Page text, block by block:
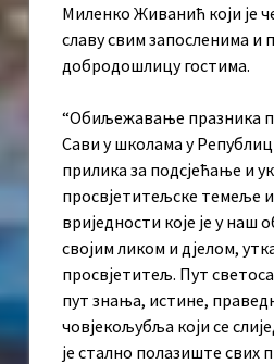
Миленко Живанић који је
славу свим запосленима и
добродошлицу гостима.
“Обиљежавање празника
Сави у школама у
прилика за подсјећање и
просвјетитељске темеље
вриједности које је у наш
својим ликом и дјелом,
просвјетитељ. Пут
пут знања, истине,
човјекољубља који се
је стално полазиште свих